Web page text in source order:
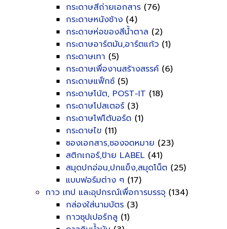
กระดาษสีถ่ายเอกสาร (76)
กระดาษหนังช้าง (4)
กระดาษห่อของสีน้ำตาล (2)
กระดาษอาร์ตมัน,อาร์ตแก้ว (1)
กระดาษเทา (5)
กระดาษเพื่องานสร้างสรรค์ (6)
กระดาษแฟ็กซ์ (5)
กระดาษโน้ต, POST-IT (18)
กระดาษโปสเตอร์ (3)
กระดาษโฟโต้บอร์ด (1)
กระดาษไข (11)
ซองเอกสาร,ซองจดหมาย (23)
สติกเกอร์,ป้าย LABEL (41)
สมุดปกอ่อน,ปกแข็ง,สมุดโน็ต (25)
แบบฟอร์มต่าง ๆ (17)
กาว เทป และอุปกรณ์เพื่อการบรรจุ (134)
กล่องใส่นามบัตร (3)
กาวซุปเปอร์กลู (1)